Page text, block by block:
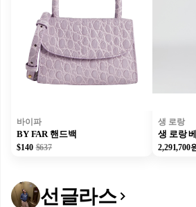
바이파
BY FAR 핸드백
$140 $637
생 로랑
2,291,700
선글라스